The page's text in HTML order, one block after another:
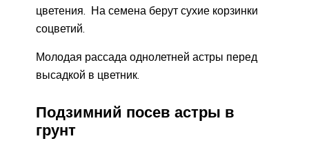
цветения. На семена берут сухие корзинки
соцветий.
Молодая рассада однолетней астры перед
высадкой в цветник.
Подзимний посев астры в
грунт